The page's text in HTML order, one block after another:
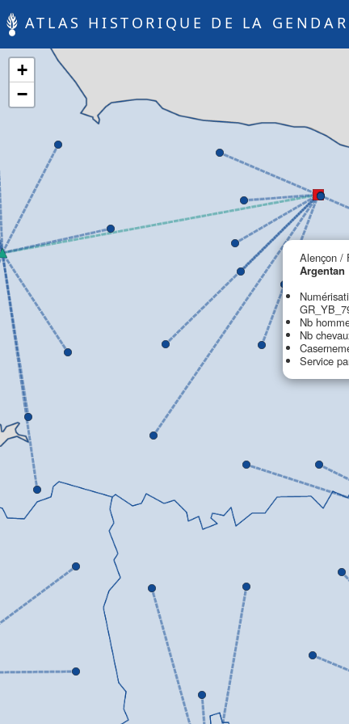
ATLAS HISTORIQUE DE LA
Alençon /
Argentan
Nb
Nb
Service
+
−